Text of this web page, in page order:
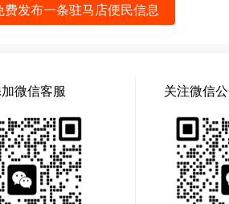
费发布一条驻马店便民信息
微信客服 关注微信